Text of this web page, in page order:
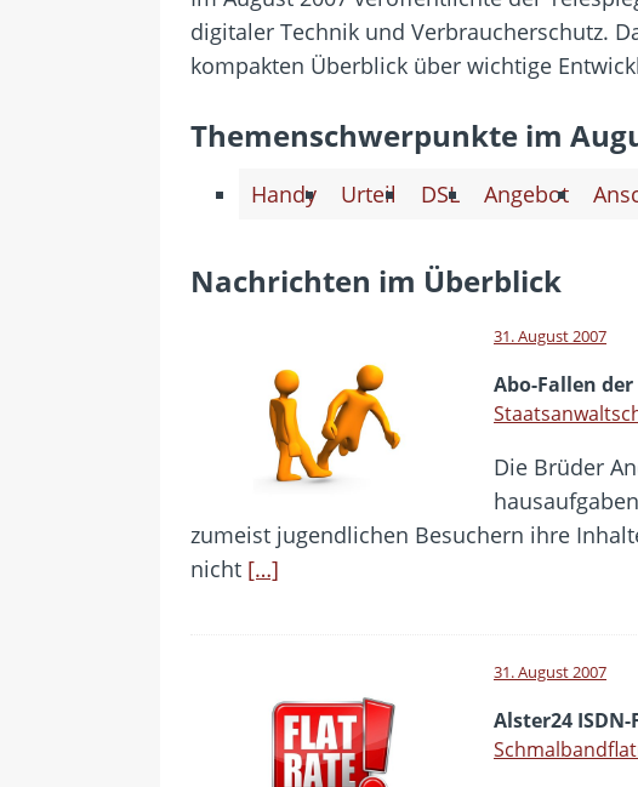
[ 24. Juli 2026 ] Samsung Galaxy Z Fold 8 &
WhatsApp macht die
[ 21. Juli 2026 ]
Wichtiges BGH-Urteil –
digitaler Technik und Verbraucherschutz.
kompakten Überblick über wichtige
Themenschwerpunkte im
Handy Urteil DSL Angebot
Nachrichten im Überblick
31. August 2007
Abo-Fallen
Die Brüder
zumeist jugendlichen Besuchern ihre
nicht […]
31. August 2007
Alster24